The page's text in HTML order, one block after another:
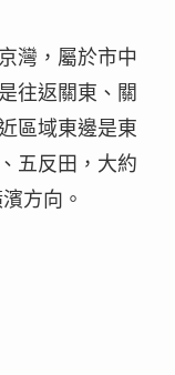
灣，屬於市中
往返關東、關
區域東邊是東
五反田，大約
方向。